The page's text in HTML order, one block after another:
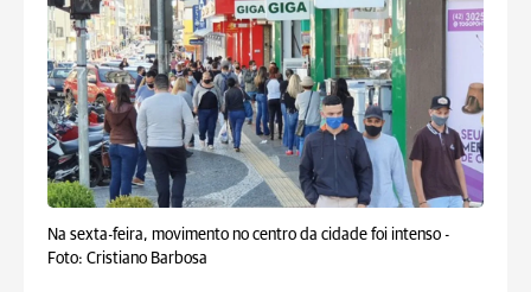
Na sexta-feira, movimento no centro da cidade foi intenso -
Foto: Cristiano Barbosa